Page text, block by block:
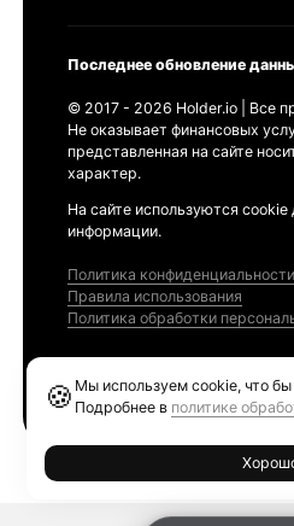
Последнее обновление
© 2017 - 2026 Holder.io | Все
Не оказывает финансовых
представленная на сайте
характер.
На сайте используются cookie
информации.
Политика конфиденциальности
Правила использования
Политика обработки
🍪 Мы используем cookie, что
Подробнее в политике
Ethereum GAS Tracker